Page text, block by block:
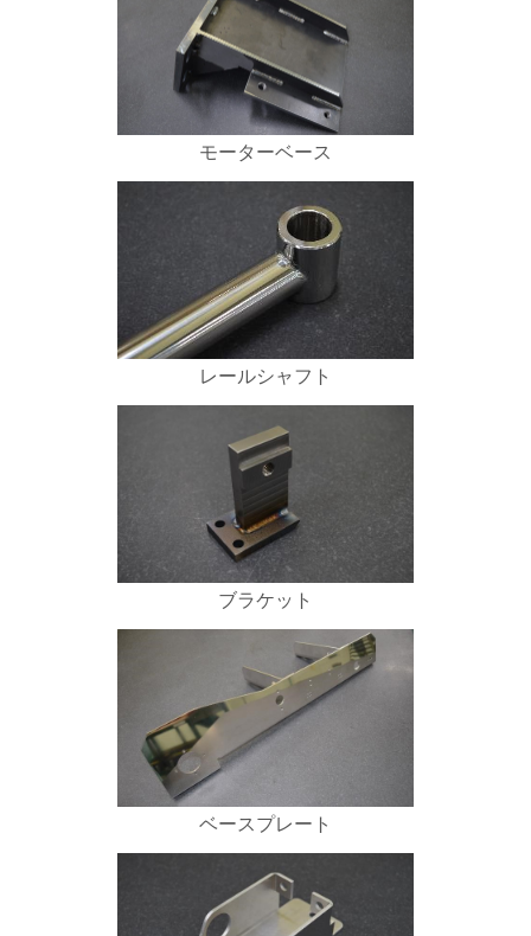
モーターベース
レールシャフト
ブラケット
ベースプレート